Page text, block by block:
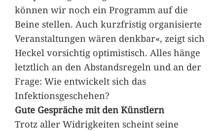
können wir noch ein Programm auf die
Beine stellen. Auch kurzfristig organisierte
Veranstaltungen wären denkbar«, zeigt sich
Heckel vorsichtig optimistisch. Alles hänge
letztlich an den Abstandsregeln und an der
Frage: Wie entwickelt sich das
Infektionsgeschehen?
Gute Gespräche mit den Künstlern
Trotz aller Widrigkeiten scheint seine